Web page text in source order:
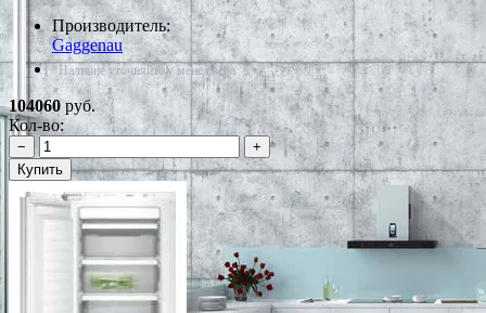
Производитель:
Gaggenau
*Наличие уточняйте у менеджера
104060руб.
Кол-во:
−
+
Купить